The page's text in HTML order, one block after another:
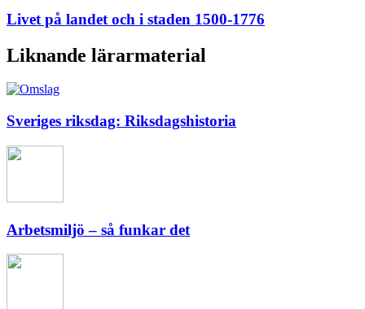
Livet på landet och i staden 1500-1776
Liknande lärarmaterial
Sveriges riksdag: Riksdagshistoria
Arbetsmiljö – så funkar det